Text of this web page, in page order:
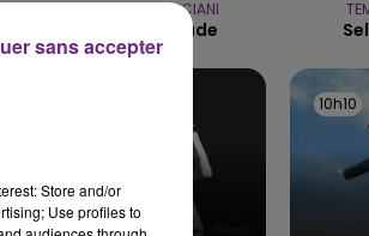
LA POP
CLARA LUCIANI
La Grenade
10h10
10h10
Store and/or
Use profiles to
sans accepter